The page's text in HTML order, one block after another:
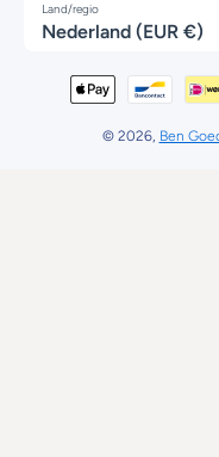
Land/regio
Nederland (EUR €)
© 2026, Ben